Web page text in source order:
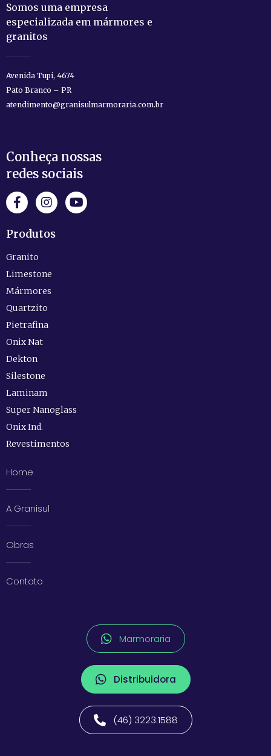
Somos uma empresa
especializada em mármores e
granitos
Avenida Tupi, 4674
Pato Branco – PR
atendimento@granisulmarmoraria.com.br
Conheça nossas
redes sociais
Produtos
Granito
Limestone
Mármores
Quartzito
Pietrafina
Onix Nat
Dekton
Silestone
Laminam
Super Nanoglass
Onix Ind.
Revestimentos
Home
A Granisul
Obras
Contato
Marmoraria
Distribuidora
(46) 3223.1588